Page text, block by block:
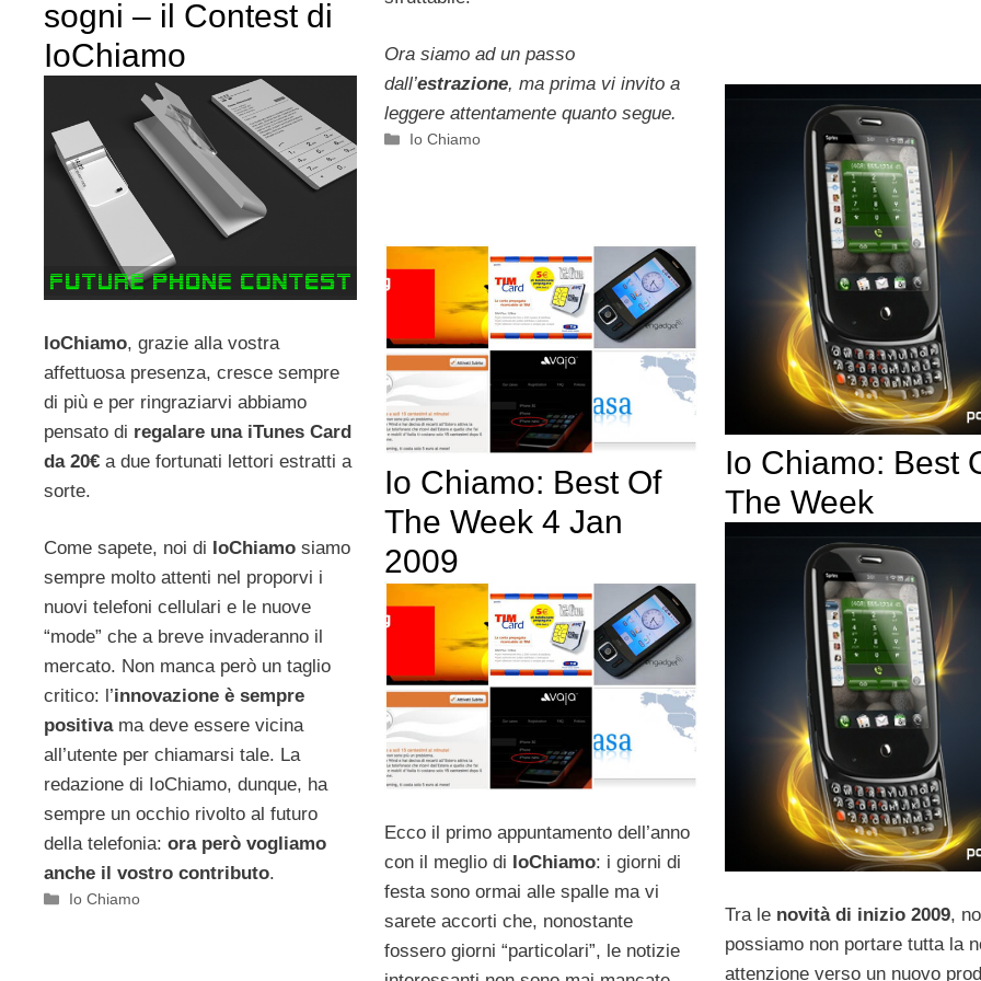
Ora siamo ad un passo
dall’estrazione, ma prima vi invito a
leggere attentamente quanto segue.
Categorie
Io Chiamo
sogni – il Contest di
IoChiamo
IoChiamo, grazie alla vostra
affettuosa presenza, cresce sempre
di più e per ringraziarvi abbiamo
pensato di regalare una iTunes Card
da 20€ a due fortunati lettori estratti a
sorte.
Come sapete, noi di IoChiamo siamo
sempre molto attenti nel proporvi i
nuovi telefoni cellulari e le nuove
“mode” che a breve invaderanno il
mercato. Non manca però un taglio
critico: l’innovazione è sempre
positivama deve essere vicina
all’utente per chiamarsi tale. La
redazione di IoChiamo, dunque, ha
sempre un occhio rivolto al futuro
della telefonia: ora però vogliamo
anche il vostro contributo.
Categorie
Io Chiamo
Io Chiamo: Best
The Week
Tra le novità di inizio 2009,
possiamo non portare tutta la
attenzione verso un nuovo
Io Chiamo: Best Of
The Week 4 Jan
2009
Ecco il primo appuntamento dell’anno
con il meglio di IoChiamo: i giorni di
festa sono ormai alle spalle ma vi
sarete accorti che, nonostante
fossero giorni “particolari”, le notizie